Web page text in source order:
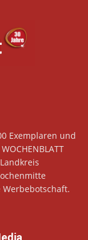
Exemplaren und